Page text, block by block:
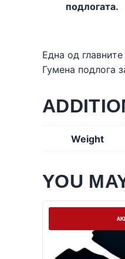
подлогата.
Една од
Гумена подлога
Weight
YOU